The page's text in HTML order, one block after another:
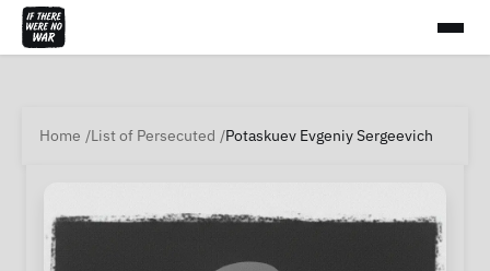
Home List of Persecuted Potaskuev Evgeniy Sergeevich